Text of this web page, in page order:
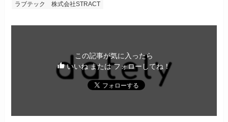
ラブテック
株式会社STRACT
この記事が気に入ったら
いいね または フォローしてね！